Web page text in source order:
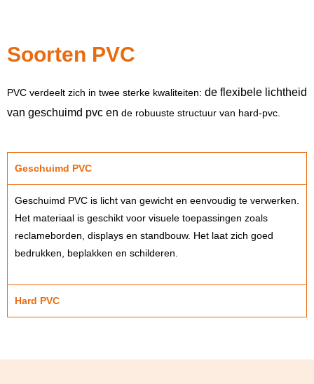
Soorten PVC
PVC verdeelt zich in twee sterke kwaliteiten: de flexibele lichtheid
van geschuimd pvc en de robuuste structuur van hard-pvc.
Geschuimd PVC
Geschuimd PVC is licht van gewicht en eenvoudig te verwerken.
Het materiaal is geschikt voor visuele toepassingen zoals
reclameborden, displays en standbouw. Het laat zich goed
bedrukken, beplakken en schilderen.
Hard PVC